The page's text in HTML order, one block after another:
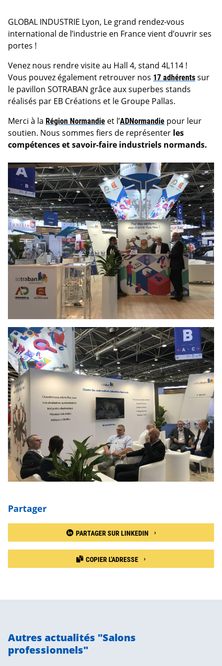
GLOBAL INDUSTRIE Lyon, Le grand rendez-vous
international de l’industrie en France vient d’ouvrir ses
portes !
Venez nous rendre visite au Hall 4, stand 4L114 !
Vous pouvez également retrouver nos 17 adhérentssur
le pavillon SOTRABAN grâce aux superbes stands
réalisés par EB Créations et le Groupe Pallas.
Merci à la Région Normandie et l’ADNormandie pour leur
soutien. Nous sommes fiers de représenter les
compétences et savoir-faire industriels normands.
Partager
PARTAGER SUR LINKEDIN
COPIER L'ADRESSE
Autres actualités "Salons
professionnels"